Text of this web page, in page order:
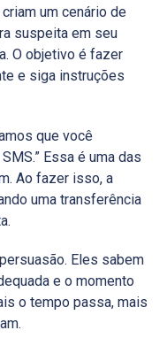
um cenário de
suspeita em seu
O objetivo é fazer
e siga instruções
que você
Essa é uma das
Ao fazer isso, a
uma transferência
Eles sabem
e o momento
o tempo passa, mais